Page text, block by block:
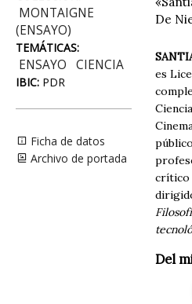
MONTAIGNE
(ENSAYO)
TEMÁTICAS:
ENSAYO CIENCIA
IBIC: PDR
Ficha de datos
Archivo de portada
De
es
crítico
Del